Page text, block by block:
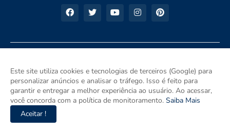
Este site utiliza cookies e tecnologias de terceiros (Google) para
personalizar anúncios e analisar o tráfego. Isso é feito para
garantir e entregar a melhor experiência ao usuário. Ao acessar,
você concorda com a política de monitoramento. Saiba Mais
Aceitar !